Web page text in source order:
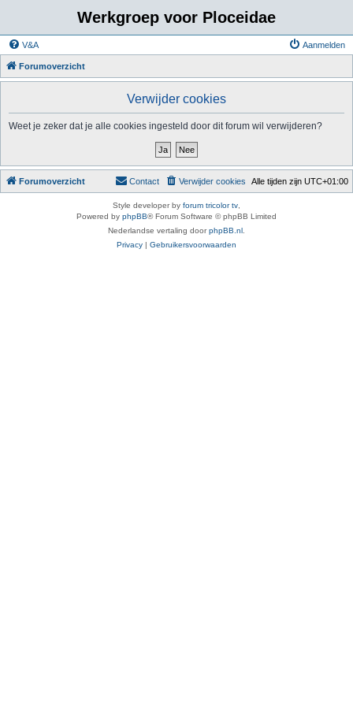
Werkgroep voor Ploceidae
V&A Aanmelden
Forumoverzicht
Verwijder cookies
Weet je zeker dat je alle cookies ingesteld door dit forum wil verwijderen?
Forumoverzicht Alle tijden zijn UTC+01:00
Verwijder cookies
Contact
Style developer by forum tricolor tv
Powered by phpBB® Forum Software © phpBB Limited
Nederlandse vertaling doorphpBB.nl
Privacy | Gebruikersvoorwaarden